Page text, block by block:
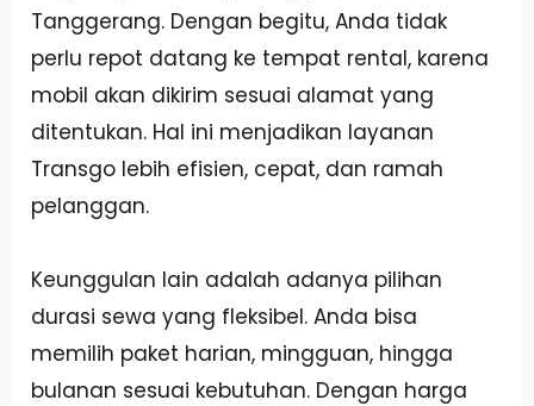
Tanggerang. Dengan begitu, Anda tidak
perlu repot datang ke tempat rental, karena
mobil akan dikirim sesuai alamat yang
ditentukan. Hal ini menjadikan layanan
Transgo lebih efisien, cepat, dan ramah
pelanggan.
Keunggulan lain adalah adanya pilihan
durasi sewa yang fleksibel. Anda bisa
memilih paket harian, mingguan, hingga
bulanan sesuai kebutuhan. Dengan harga